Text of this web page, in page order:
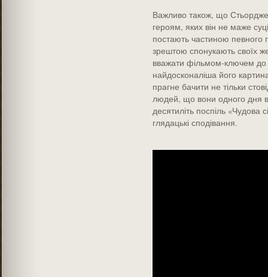
Важливо також, що
героям, яких він не маже
постають частиною певного
зрештою спонукають своїх
вважати фільмом-ключем
найдосконаліша його
прагне бачити не тільки
людей, що вони одного дня
десятиліть поспіль «Чудова
глядацькі сподівання.